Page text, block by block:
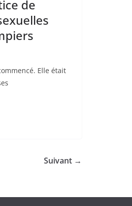
de
Elle était
Suivant →